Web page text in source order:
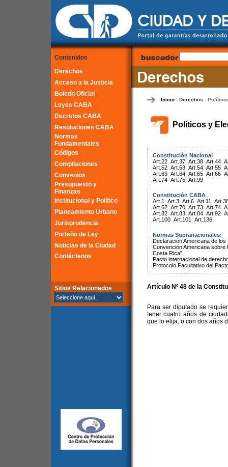
Contenidos
Derechos
Acceso a la Justicia
Boletín Oficial
Leyes CABA
Decretos CABA
Resoluciones CABA
Normas
Fundamentales
Códigos
Compilaciones
Convenios
Presupuesto y
Finanzas
Institucional y Político
Planeamiento Urbano
Jurisprudencia
Porteño de Ley
Noticias de la Ciudad
Contáctenos
Sitios Relacionados
Inicio- Derechos -
Políticos y
Constitución Nacional
Art.22 Art.37 Art.38 Art.44
Art.52 Art.53 Art.54 Art.55
Art.63 Art.64 Art.65 Art.66
Art.74 Art.75 Art.99
Constitución CABA
Art.1
Art.3 Art.6 Art.11
Art.62 Art.70 Art.73 Art.74
Art.82 Art.83 Art.84 Art.92
Art.100 Art.101 Art.136
Normas Supranacionales:
Declaración Americana de
Convención Americana
Costa Rica"
Pacto internacional de
Protocolo Facultativo del
Artículo Nº 48 de la
Para ser diputado se
tener cuatro años de
que lo elija, o con dos años